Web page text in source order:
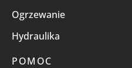
Ogrzewanie
Hydraulika
POMOC